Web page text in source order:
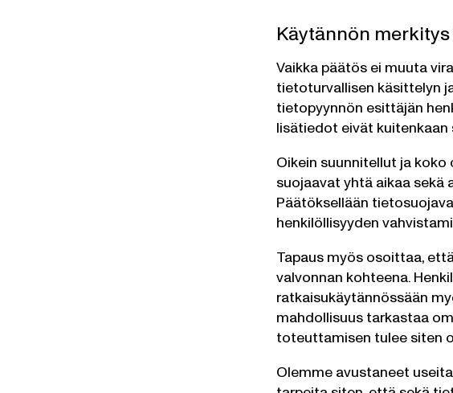
Käytännön
Vaikka päätös ei muuta
tietoturvallisen käsittelyn
tietopyynnön esittäjän
lisätiedot eivät
Oikein suunnitellut ja
suojaavat yhtä aikaa
Päätöksellään
henkilöllisyyden
Tapaus myös osoittaa,
valvonnan kohteena.
ratkaisukäytännössään
mahdollisuus tarkastaa
toteuttamisen tulee siten
Olemme avustaneet